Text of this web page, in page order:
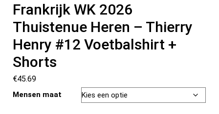
Frankrijk WK 2026
Thuistenue Heren – Thierry
Henry #12 Voetbalshirt +
Shorts
€45.69
Mensen maat